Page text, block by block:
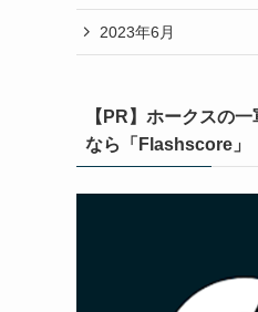
2023年6月
【PR】ホークスの
なら「Flashscore」